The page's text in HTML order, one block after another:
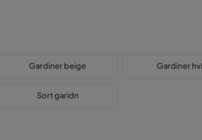
Gardiner beige Gardiner
Sort garidn